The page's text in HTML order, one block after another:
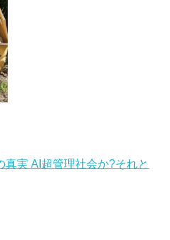
実 AI超管理社会か?それと